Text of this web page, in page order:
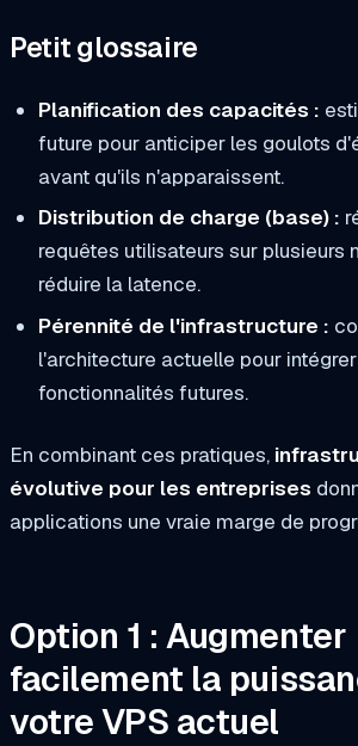
Petit glossaire
Planification des capacités :
future pour anticiper les goulots
avant qu'ils n'apparaissent.
Distribution de charge (base) :
requêtes utilisateurs sur plusieurs
réduire la latence.
Pérennité de l'infrastructure :
l'architecture actuelle pour
fonctionnalités futures.
En combinant ces pratiques,
évolutive pour les entreprises
applications une vraie marge de
Option 1 : Augmenter
facilement la
votre VPS actuel